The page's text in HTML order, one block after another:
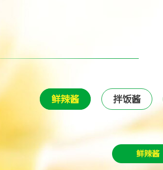
鲜辣酱 拌饭酱
鲜辣酱